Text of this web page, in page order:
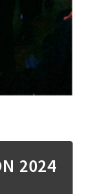
2024